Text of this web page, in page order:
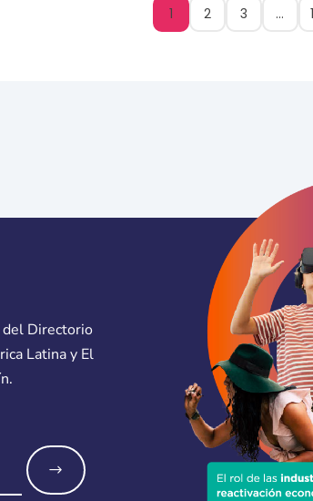
1 2 3 …
del Directorio
Latina y El
o